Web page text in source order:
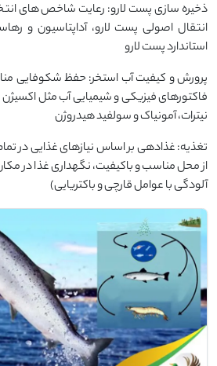
ذخیره سازی پست لارو: رعایت شاخص های
انتقال اصولی پست لارو، آداپتاسیون و
استاندارد پست لارو
پرورش و کیفیت آب استخر: حفظ شکوفایی
نیترات، آمونیاک و سولفید هیدروژن
تغذیه: غذادهی بر اساس نیازهای غذایی در
از محل مناسب و باکیفیت، نگهداری غذا در
آلودگی با عوامل قارچی و باکتریایی)